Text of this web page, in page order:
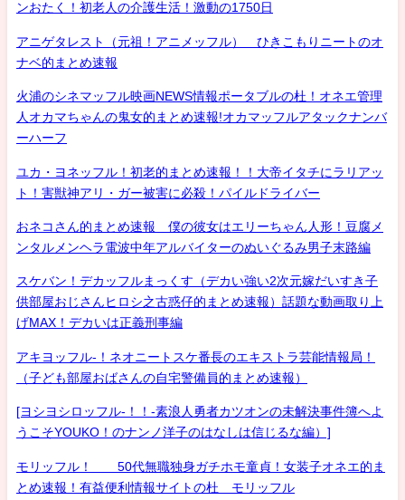
ンおたく！初老人の介護生活！激動の1750日
アニゲタレスト（元祖！アニメッフル） ひきこもりニートのオ
ナベ的まとめ速報
火浦のシネマッフル映画NEWS情報ポータブルの杜！オネエ管理
人オカマちゃんの鬼女的まとめ速報!オカマッフルアタックナンバ
ーハーフ
ユカ・ヨネッフル！初老的まとめ速報！！大帝イタチにラリアッ
ト！害獣神アリ・ガー被害に必殺！パイルドライバー
おネコさん的まとめ速報 僕の彼女はエリーちゃん人形！豆腐メ
ンタルメンヘラ電波中年アルバイターのぬいぐるみ男子末路編
スケバン！デカッフルまっくす（デカい強い2次元嫁だいすき子
供部屋おじさんヒロシ之古惑仔的まとめ速報）話題な動画取り上
げMAX！デカいは正義刑事編
アキヨッフル-！ネオニートスケ番長のエキストラ芸能情報局！
（子ども部屋おばさんの自宅警備員的まとめ速報）
[ヨシヨシロッフル-！！-素浪人勇者カツオンの未解決事件簿へよ
うこそYOUKO！のナンノ洋子のはなしは信じるな編）]
モリッフル！ 50代無職独身ガチホモ童貞！女装子オネエ的ま
とめ速報！有益便利情報サイトの杜 モリッフル